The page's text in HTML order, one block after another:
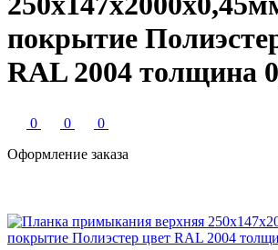
покрытие
RAL 2004 толщина
0 0
0
Оформление заказа